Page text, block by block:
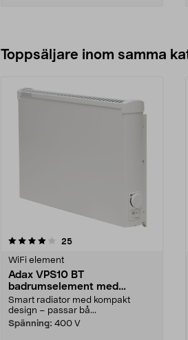
Toppsäljare inom samma
25recensioner
WiFi element
Adax VPS10 BT
badrumselement med
Bluetooth, 400 W
Smart radiator med kompakt
design – passar bå...
Spänning: 400 V
4.5 av 5 stjärnor